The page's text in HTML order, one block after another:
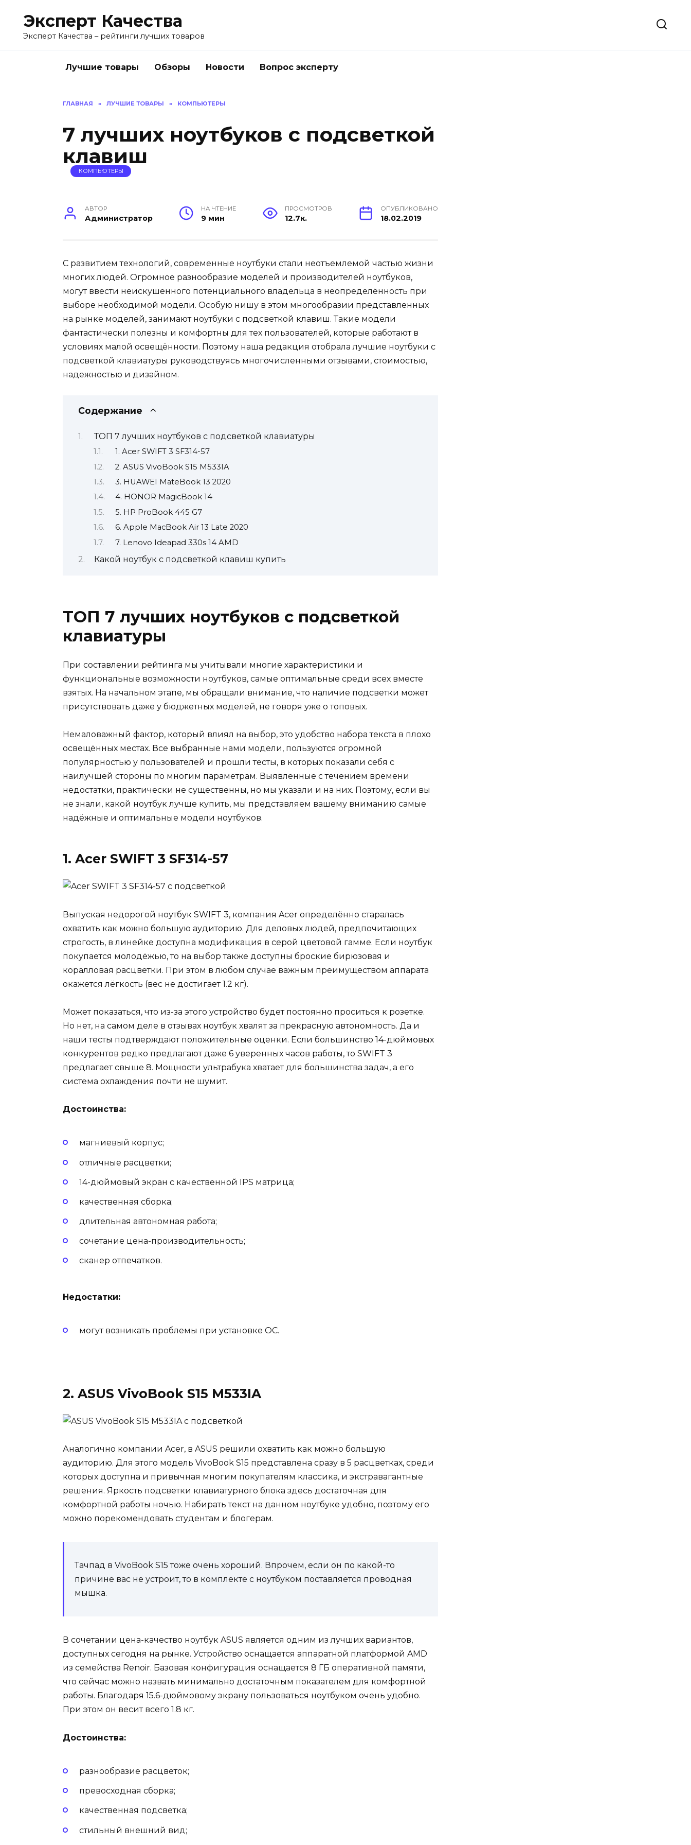
содержанию
Эксперт Качества
Эксперт Качества – рейтинги лучших товаров
Лучшие товары Обзоры Новости Вопрос эксперту
ГЛАВНАЯ » ЛУЧШИЕ ТОВАРЫ » КОМПЬЮТЕРЫ
7 лучших ноутбуков с подсветкой
клавиш
КОМПЬЮТЕРЫ
АВТОР
Администратор
НА ЧТЕНИЕ
9 мин
ПРОСМОТРОВ
12.7к.
ОПУБЛИКОВАНО
18.02.2019
С развитием технологий, современные ноутбуки стали неотъемлемой частью жизни
многих людей. Огромное разнообразие моделей и производителей ноутбуков,
могут ввести неискушенного потенциального владельца в неопределённость при
выборе необходимой модели. Особую нишу в этом многообразии представленных
на рынке моделей, занимают ноутбуки с подсветкой клавиш. Такие модели
фантастически полезны и комфортны для тех пользователей, которые работают в
условиях малой освещённости. Поэтому наша редакция отобрала лучшие ноутбуки с
подсветкой клавиатуры руководствуясь многочисленными отзывами, стоимостью,
надежностью и дизайном.
Содержание
ТОП 7 лучших ноутбуков с подсветкой клавиатуры
1. Acer SWIFT 3 SF314-57
2. ASUS VivoBook S15 M533IA
3. HUAWEI MateBook 13 2020
4. HONOR MagicBook 14
5. HP ProBook 445 G7
6. Apple MacBook Air 13 Late 2020
7. Lenovo Ideapad 330s 14 AMD
Какой ноутбук с подсветкой клавиш купить
ТОП 7 лучших ноутбуков с подсветкой
клавиатуры
При составлении рейтинга мы учитывали многие характеристики и
функциональные возможности ноутбуков, самые оптимальные среди всех вместе
взятых. На начальном этапе, мы обращали внимание, что наличие подсветки может
присутствовать даже у бюджетных моделей, не говоря уже о топовых.
Немаловажный фактор, который влиял на выбор, это удобство набора текста в плохо
освещённых местах. Все выбранные нами модели, пользуются огромной
популярностью у пользователей и прошли тесты, в которых показали себя с
наилучшей стороны по многим параметрам. Выявленные с течением времени
недостатки, практически не существенны, но мы указали и на них. Поэтому, если вы
не знали, какой ноутбук лучше купить, мы представляем вашему вниманию самые
надёжные и оптимальные модели ноутбуков.
1. Acer SWIFT 3 SF314-57
Выпуская недорогой ноутбук SWIFT 3, компания Acer определённо старалась
охватить как можно большую аудиторию. Для деловых людей, предпочитающих
строгость, в линейке доступна модификация в серой цветовой гамме. Если ноутбук
покупается молодёжью, то на выбор также доступны броские бирюзовая и
коралловая расцветки. При этом в любом случае важным преимуществом аппарата
окажется лёгкость (вес не достигает 1.2 кг).
Может показаться, что из-за этого устройство будет постоянно проситься к розетке.
Но нет, на самом деле в отзывах ноутбук хвалят за прекрасную автономность. Да и
наши тесты подтверждают положительные оценки. Если большинство 14-дюймовых
конкурентов редко предлагают даже 6 уверенных часов работы, то SWIFT 3
предлагает свыше 8. Мощности ультрабука хватает для большинства задач, а его
система охлаждения почти не шумит.
Достоинства:
магниевый корпус;
отличные расцветки;
14-дюймовый экран с качественной IPS матрица;
качественная сборка;
длительная автономная работа;
сочетание цена-производительность;
сканер отпечатков.
Недостатки:
могут возникать проблемы при установке ОС.
2. ASUS VivoBook S15 M533IA
Аналогично компании Acer, в ASUS решили охватить как можно большую
аудиторию. Для этого модель VivoBook S15 представлена сразу в 5 расцветках, среди
которых доступна и привычная многим покупателям классика, и экстравагантные
решения. Яркость подсветки клавиатурного блока здесь достаточная для
комфортной работы ночью. Набирать текст на данном ноутбуке удобно, поэтому его
можно порекомендовать студентам и блогерам.
Тачпад в VivoBook S15 тоже очень хороший. Впрочем, если он по какой-то
причине вас не устроит, то в комплекте с ноутбуком поставляется проводная
мышка.
В сочетании цена-качество ноутбук ASUS является одним из лучших вариантов,
доступных сегодня на рынке. Устройство оснащается аппаратной платформой AMD
из семейства Renoir. Базовая конфигурация оснащается 8 ГБ оперативной памяти,
что сейчас можно назвать минимально достаточным показателем для комфортной
работы. Благодаря 15.6-дюймовому экрану пользоваться ноутбуком очень удобно.
При этом он весит всего 1.8 кг.
Достоинства:
разнообразие расцветок;
превосходная сборка;
качественная подсветка;
стильный внешний вид;